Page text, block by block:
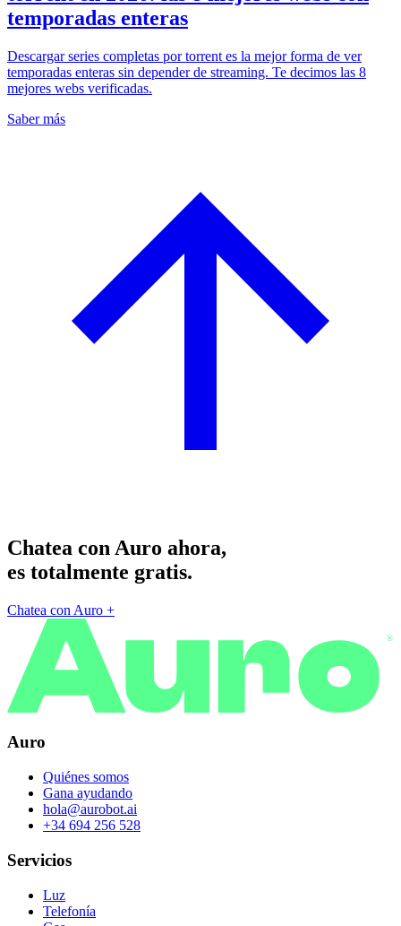
temporadas enteras
Descargar series completas por torrent es la mejor forma de ver
temporadas enteras sin depender de streaming. Te decimos las 8
mejores webs verificadas.
Saber más
Chatea con Auro ahora,
es totalmente gratis.
Chatea con Auro +
®
Auro
Quiénes somos
Gana ayudando
hola@aurobot.ai
+34 694 256 528
Servicios
Luz
Telefonía